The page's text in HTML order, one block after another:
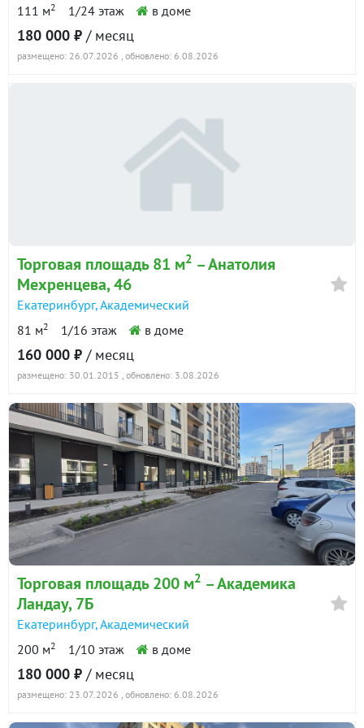
111 м2 1/24 этаж в доме
180 000 ₽ / месяц
размещено: 26.07.2026 , обновлено: 6.08.2026
Торговая площадь 81 м2 – Анатолия
Мехренцева, 46
Екатеринбург,Академический
81 м2 1/16 этаж в доме
160 000 ₽ / месяц
размещено: 30.01.2015 , обновлено: 3.08.2026
Торговая площадь 200 м2 – Академика
Ландау, 7Б
Екатеринбург,Академический
200 м2 1/10 этаж в доме
180 000 ₽ / месяц
размещено: 23.07.2026 , обновлено: 6.08.2026